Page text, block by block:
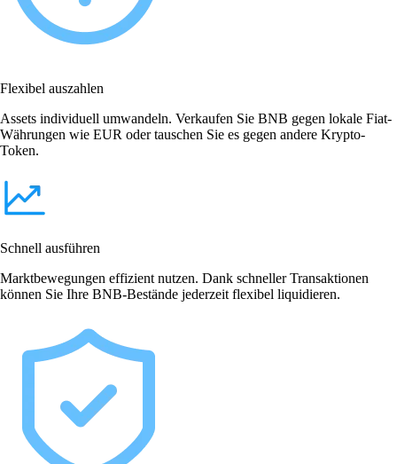
Flexibel auszahlen
Assets individuell umwandeln. Verkaufen Sie BNB gegen lokale Fiat-
Währungen wie EUR oder tauschen Sie es gegen andere Krypto-
Token.
Schnell ausführen
Marktbewegungen effizient nutzen. Dank schneller Transaktionen
können Sie Ihre BNB-Bestände jederzeit flexibel liquidieren.